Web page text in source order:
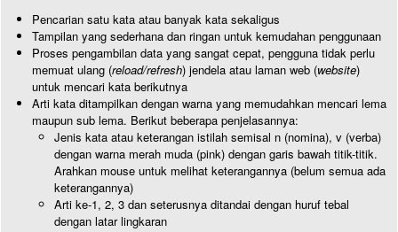
Pencarian satu kata atau banyak kata sekaligus
Tampilan yang sederhana dan ringan untuk kemudahan penggunaan
Proses pengambilan data yang sangat cepat, pengguna tidak perlu
memuat ulang (reload/refresh) jendela atau laman web (website)
untuk mencari kata berikutnya
Arti kata ditampilkan dengan warna yang memudahkan mencari lema
maupun sub lema. Berikut beberapa penjelasannya:
Jenis kata atau keterangan istilah semisal n (nomina), v (verba)
dengan warna merah muda (pink) dengan garis bawah titik-titik.
Arahkan mouse untuk melihat keterangannya (belum semua ada
keterangannya)
Arti ke-1, 2, 3 dan seterusnya ditandai dengan huruf tebal
dengan latar lingkaran